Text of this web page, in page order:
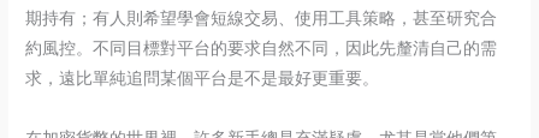
期持有；有人則希望學會短線交易、使用工具策略，甚至研究合
約風控。不同目標對平台的要求自然不同，因此先釐清自己的需
求，遠比單純追問某個平台是不是最好更重要。